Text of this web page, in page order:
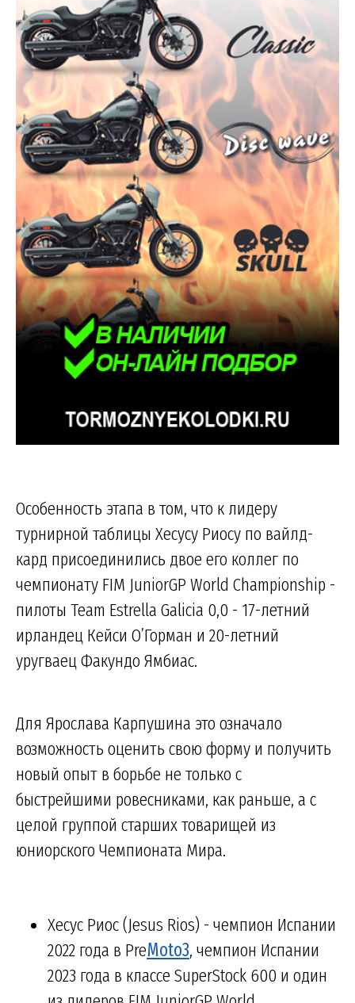
Особенность этапа в том, что к лидеру
турнирной таблицы Хесусу Риосу по вайлд-
кард присоединились двое его коллег по
чемпионату FIM JuniorGP World Championship -
пилоты Team Estrella Galicia 0,0 - 17-летний
ирландец Кейси О’Горман и 20-летний
уругваец Факундо Ямбиас.
Для Ярослава Карпушина это означало
возможность оценить свою форму и получить
новый опыт в борьбе не только с
быстрейшими ровесниками, как раньше, а с
целой группой старших товарищей из
юниорского Чемпионата Мира.
Хесус Риос (Jesus Rios) - чемпион Испании
2022 года в PreMoto3, чемпион Испании
2023 года в классе SuperStock 600 и один